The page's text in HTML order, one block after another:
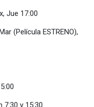
Jue 17:00
(Película ESTRENO),
7:30 y 15:30